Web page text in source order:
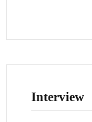
Interview